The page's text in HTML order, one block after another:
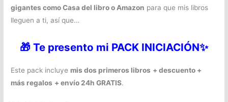
gigantes como Casa del libro o Amazon para que mis libros
lleguen a ti, así que…
🎁 Te presento mi PACK INICIACIÓN✨
Este pack incluye mis dos primeros libros + descuento +
más regalos + envío 24h GRATIS.